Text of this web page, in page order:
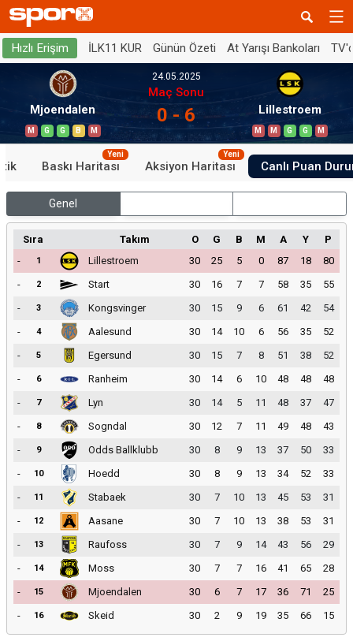
Hızlı Erişim İLK11 KUR Günün Özeti At Yarışı Bankoları
Mjoendalen
M G G B M
24.05.2025
Maç Sonu
0 - 6 Lillestroem
M M G G M
Baskı Haritası
Yeni
Aksiyon Haritası
Yeni
Canlı Puan
Genel
Sıra Takım O G B M A Y
P
-
1 Lillestroem 30 25 5 0 87 18
80
-
2 Start 30 16 7 7 58 35
55
-
3 Kongsvinger 30 15 9 6 61 42
54
-
4 Aalesund 30 14 10 6 56 35
52
-
5 Egersund 30 15 7 8 51 38
52
-
6 Ranheim 30 14 6 10 48 48
48
-
7 Lyn 30 14 5 11 48 37
47
-
8 Sogndal 30 12 7 11 49 48
43
-
9 Odds Ballklubb 30 8 9 13 37 50
33
-
10 Hoedd 30 8 9 13 34 52
33
-
11 Stabaek 30 7 10 13 45 53
31
-
12 Aasane 30 7 10 13 38 53
31
-
13 Raufoss 30 7 9 14 43 56
29
-
14 Moss 30 7 7 16 41 65
28
-
15 Mjoendalen 30 6 7 17 36 71
25
-
16 Skeid 30 2 9 19 35 66 15